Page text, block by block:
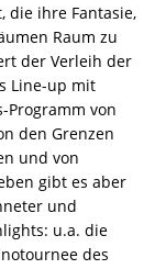
die ihre Fantasie,
Raum zu
der Verleih der
Line-up mit
Programm von
den Grenzen
und von
gibt es aber
und
u.a. die
des